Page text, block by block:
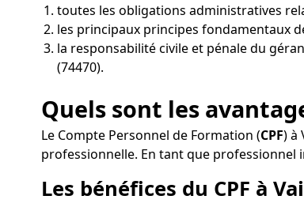
toutes les obligations administratives
les principaux principes fondamentaux
la responsabilité civile et pénale du
(74470).
Quels sont les
Le Compte Personnel de Formation (CPF) à
professionnelle. En tant que
Les bénéfices du CPF à